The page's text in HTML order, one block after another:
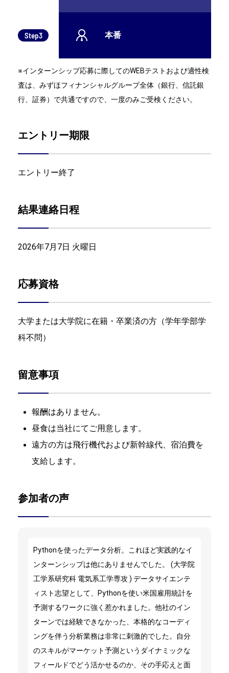
Step3 本番
※インターンシップ応募に際してのWEBテストおよび適性検
査は、みずほフィナンシャルグループ全体（銀行、信託銀
行、証券）で共通ですので、一度のみご受検ください。
エントリー期限
エントリー終了
結果連絡日程
2026年7月7日 火曜日
応募資格
大学または大学院に在籍・卒業済の方（学年学部学
科不問）
留意事項
報酬はありません。
昼食は当社にてご用意します。
遠方の方は飛行機代および新幹線代、宿泊費を
支給します。
参加者の声
Pythonを使ったデータ分析。これほど実践的なイ
ンターンシップは他にありませんでした。 (大学院
工学系研究科 電気系工学専攻 ) データサイエンテ
ィスト志望として、Pythonを使い米国雇用統計を
予測するワークに強く惹かれました。他社のイン
ターンでは経験できなかった、本格的なコーディ
ングを伴う分析業務は非常に刺激的でした。自分
のスキルがマーケット予測というダイナミックな
フィールドでどう活かせるのか、その手応えと面